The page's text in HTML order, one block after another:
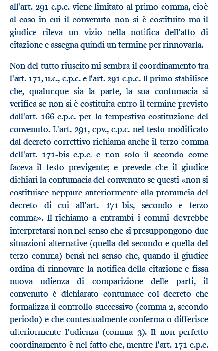
all'art. 291 c.p.c. viene limitato al primo comma, cioè
al caso in cui il convenuto non si è costituito ma il
giudice rileva un vizio nella notifica dell'atto di
citazione e assegna quindi un termine per rinnovarla.
Non del tutto riuscito mi sembra il coordinamento tra
l'art. 171, u.c., c.p.c. e l'art. 291 c.p.c. Il primo stabilisce
che, qualunque sia la parte, la sua contumacia si
verifica se non si è costituita entro il termine previsto
dall'art. 166 c.p.c. per la tempestiva costituzione del
convenuto. L'art. 291, cpv., c.p.c. nel testo modificato
dal decreto correttivo richiama anche il terzo comma
dell'art. 171-bis c.p.c. e non solo il secondo come
faceva il testo previgente; e prevede che il giudice
dichiari la contumacia del convenuto se questi «non si
costituisce neppure anteriormente alla pronuncia del
decreto di cui all'art. 171-bis, secondo e terzo
comma». Il richiamo a entrambi i commi dovrebbe
interpretarsi non nel senso che si presuppongono due
situazioni alternative (quella del secondo e quella del
terzo comma) bensì nel senso che, quando il giudice
ordina di rinnovare la notifica della citazione e fissa
nuova udienza di comparizione delle parti, il
convenuto è dichiarato contumace col decreto che
formalizza il controllo successivo (comma 2, secondo
periodo) e che contestualmente conferma o differisce
ulteriormente l'udienza (comma 3). Il non perfetto
coordinamento è nel fatto che, mentre l'art. 171 c.p.c.